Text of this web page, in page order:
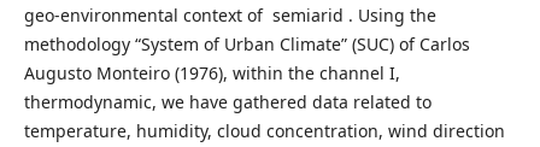
geo-environmental context of semiarid . Using the
methodology “System of Urban Climate” (SUC) of Carlos
Augusto Monteiro (1976), within the channel I,
thermodynamic, we have gathered data related to
temperature, humidity, cloud concentration, wind direction